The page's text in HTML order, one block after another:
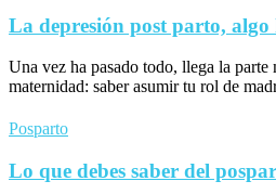
La depresión post parto,
Una vez ha pasado todo, llega la parte
maternidad: saber asumir tu rol de
Posparto
Lo que debes saber del